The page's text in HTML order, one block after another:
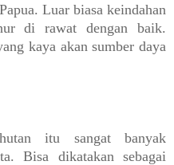
Luar biasa keindahan
di rawat dengan baik.
kaya akan sumber daya
itu sangat banyak
Bisa dikatakan sebagai